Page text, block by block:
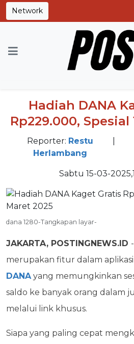
Network
Hadiah DANA
Rp229.000, Spesial
Reporter: Restu
Herlambang
Sabtu 15-03-
dana 1280-Tangkapan layar-
JAKARTA, POSTINGNEWS.ID -
merupakan fitur dalam
DANAyang memungkinkan
saldo ke banyak orang dalam
melalui link khusus.
Siapa yang paling cepat